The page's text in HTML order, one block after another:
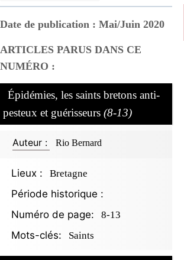
Date de publication : Mai/Juin 2020
ARTICLES PARUS DANS CE
NUMÉRO :
Épidémies, les saints bretons anti-
pesteux et guérisseurs (8-13)
Auteur : Rio Bernard
Lieux : Bretagne
Période historique :
Numéro de page:
8-13
Mots-clés: Saints